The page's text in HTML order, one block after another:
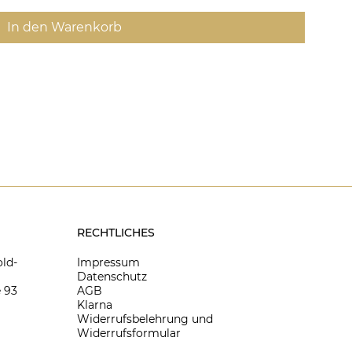
In den Warenkorb
93
RECHTLICHES
Impressum
Datenschutz
AGB
Klarna
Widerrufsbelehrung und
Widerrufsformular